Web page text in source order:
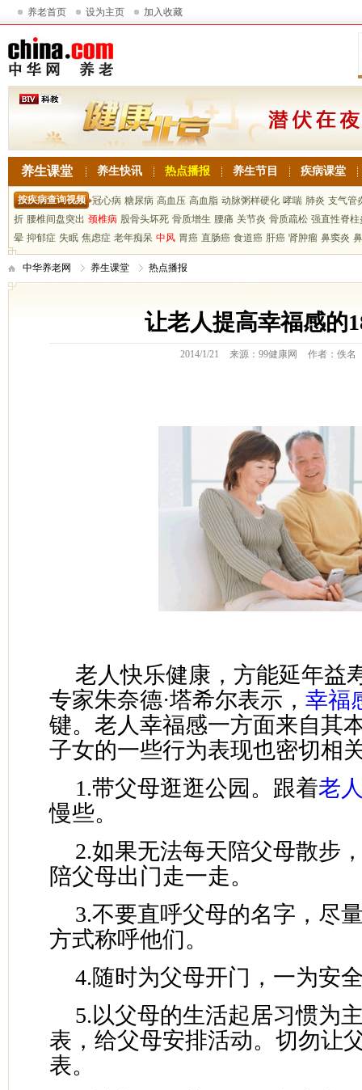
养老首页 设为主页 加入收藏
养生课堂 养生快讯 热点播报 养生节目 疾病课堂
按疾病查询视频 冠心病 糖尿病 高血压 高血脂 动脉粥样硬化 哮喘 肺炎 支气管
折 腰椎间盘突出 颈椎病 股骨头坏死 骨质增生 腰痛 关节炎 骨质疏松 强直性脊柱
晕 抑郁症 失眠 焦虑症 老年痴呆 中风 胃癌 直肠癌 食道癌 肝癌 肾肿瘤 鼻窦炎
中华养老网 养生课堂 热点播报
让老人提高幸福感的
2014/1/21 来源：99健康网 作者：佚名
老人快乐健康，方能延年益
专家朱奈德·塔希尔表示， 幸福
键。老人幸福感一方面来自其
子女的一些行为表现也密切相
1.带父母逛逛公园。跟着老
慢些。
2.如果无法每天陪父母散步
陪父母出门走一走。
3.不要直呼父母的名字，尽
方式称呼他们。
4.随时为父母开门，一为安
5.以父母的生活起居习惯为
表，给父母安排活动。切勿让
表。